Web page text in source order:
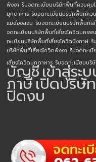
พังงา รับจดทะเบียนบริษัทพื้นที่ควบคุม
มุกดาหาร รับจดทะเบียนบริษัทพื้นที่คว
แม่ฮ่องสอน รับจดทะเบียนบริษัทพื้นที่เ
จดทะเบียนบริษัทพื้นที่เสี่ยงโควิดนครพ
ทะเบียนบริษัทพื้นที่เสี่ยงโควิดบึงกาฬ รั
บริษัทพื้นที่เสี่ยงโควิดพังงา รับจดทะเ
เสี่ยงโควิดมุกดาหาร รับจดทะเบียนบริ
บัญชีเข้าสู่ระ
ภาษีเปิดบริษัท
ปิดงบ